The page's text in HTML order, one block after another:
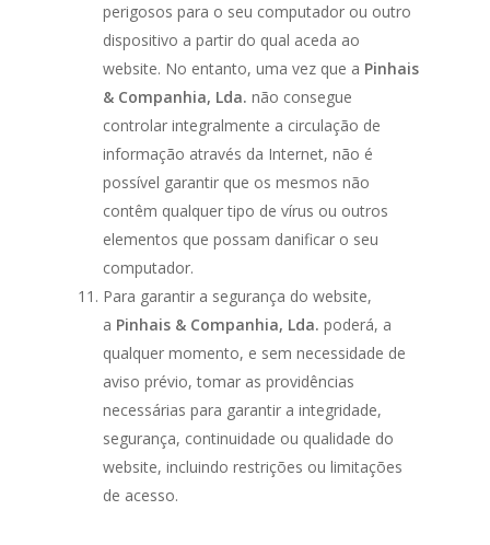
perigosos para o seu computador ou outro
dispositivo a partir do qual aceda ao
website. No entanto, uma vez que a Pinhais
& Companhia, Lda. não consegue
controlar integralmente a circulação de
informação através da Internet, não é
possível garantir que os mesmos não
contêm qualquer tipo de vírus ou outros
elementos que possam danificar o seu
computador.
Para garantir a segurança do website,
a Pinhais & Companhia, Lda. poderá, a
qualquer momento, e sem necessidade de
aviso prévio, tomar as providências
necessárias para garantir a integridade,
segurança, continuidade ou qualidade do
website, incluindo restrições ou limitações
de acesso.